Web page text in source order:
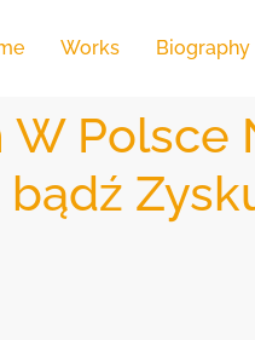
Works Biography
Polsce